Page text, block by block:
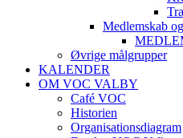
Medlemskab
Øvrige målgrupper
KALENDER
OM VOC VALBY
Café VOC
Historien
Organisationsdiagram